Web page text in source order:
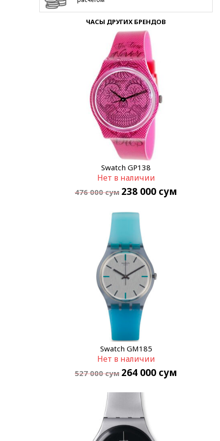
ЧАСЫ ДРУГИХ БРЕНДОВ
Swatch GP138
Нет в наличии
476 000сум 238 000 сум
Swatch GM185
Нет в наличии
527 000сум 264 000 сум